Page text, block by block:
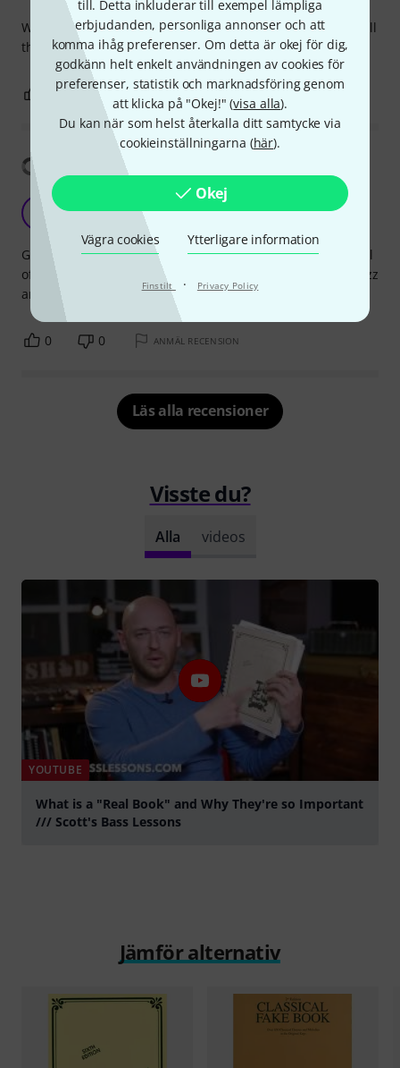
till. Detta inkluderar till exempel lämpliga
erbjudanden, personliga annonser och att
komma ihåg preferenser. Om detta är okej för dig,
godkänn helt enkelt användningen av cookies för
preferenser, statistik och marknadsföring genom
att klicka på "Okej!" (visa alla).
Du kan när som helst återkalla ditt samtycke via
cookieinställningarna (här).
Okej
Vägra cookies Ytterligare information
Finstilt · Privacy Policy
What to say... this is the bible for any jazz musician it has all
the classics in a very friendly printed page.
0
Visa översättning
Anonym 01.05.2015
Great book, love the font, love the arrangement, and it's full
of beautiful songs... But I just feel like a lot of the classic jazz
and blues standards are missing.
0 0 ANMÄL RECENSION
Läs alla recensioner
Visste du?
Alla videos
YOUTUBE
What is a "Real Book" and Why They're so Important
/// Scott's Bass Lessons
Jämför alternativ